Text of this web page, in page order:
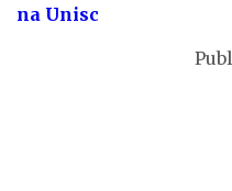
na Unisc